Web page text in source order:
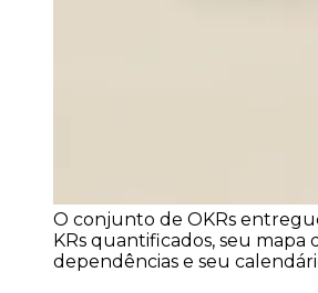
O conjunto de OKRs
KRs quantificados, seu mapa
dependências e seu